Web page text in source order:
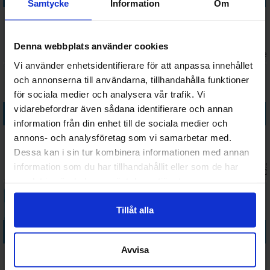
Samtycke Information Om
Denna webbplats använder cookies
Vi använder enhetsidentifierare för att anpassa innehållet
och annonserna till användarna, tillhandahålla funktioner
för sociala medier och analysera vår trafik. Vi
vidarebefordrar även sådana identifierare och annan
information från din enhet till de sociala medier och
annons- och analysföretag som vi samarbetar med.
Dessa kan i sin tur kombinera informationen med annan
information som du har tillhandahållit eller som de har
Tillåt alla
Avvisa
Vi lærer oss
Lærespill
178 SEK I lager:
Vi lærer oss
Lærespill
309 SEK
Patrol
288 SEK I
Köp
Disney
Around the
Brädspel
237 SEK I lager:1
Köp
Dodo
Brädspel
353 SEK I lager:1
Köp
Flamme
Rouge BMX
Brädspel
288 SEK I lager:3
Köp
Warning This
Game Farts
379 SEK 2026-
Köp
Bruse
Köp
EXIT Kids 2
Riddles in
Köp
Spørrespill
Verden Rundt
Köp
Trafikk